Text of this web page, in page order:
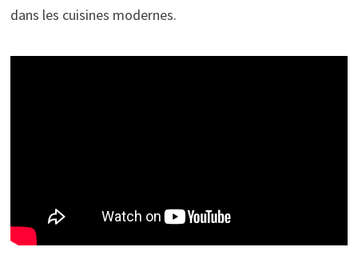
dans les cuisines modernes.